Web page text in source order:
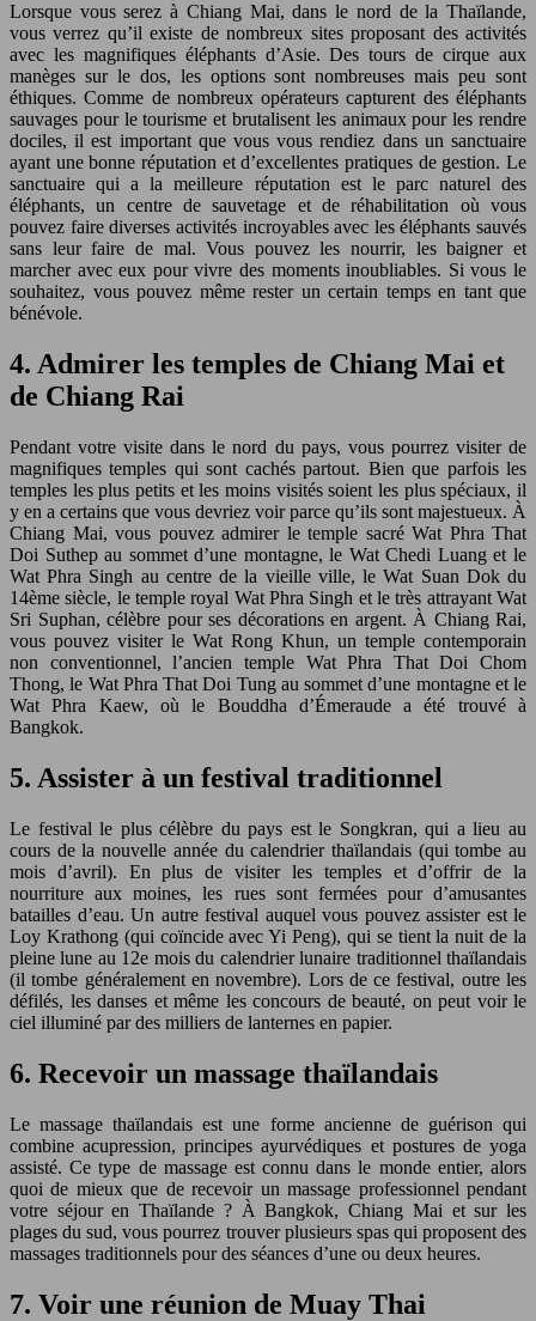
Lorsque vous serez à Chiang Mai, dans le nord de la Thaïlande,
vous verrez qu’il existe de nombreux sites proposant des activités
avec les magnifiques éléphants d’Asie. Des tours de cirque aux
manèges sur le dos, les options sont nombreuses mais peu sont
éthiques. Comme de nombreux opérateurs capturent des éléphants
sauvages pour le tourisme et brutalisent les animaux pour les rendre
dociles, il est important que vous vous rendiez dans un sanctuaire
ayant une bonne réputation et d’excellentes pratiques de gestion. Le
sanctuaire qui a la meilleure réputation est le parc naturel des
éléphants, un centre de sauvetage et de réhabilitation où vous
pouvez faire diverses activités incroyables avec les éléphants sauvés
sans leur faire de mal. Vous pouvez les nourrir, les baigner et
marcher avec eux pour vivre des moments inoubliables. Si vous le
souhaitez, vous pouvez même rester un certain temps en tant que
bénévole.
4. Admirer les temples de Chiang Mai et
de Chiang Rai
Pendant votre visite dans le nord du pays, vous pourrez visiter de
magnifiques temples qui sont cachés partout. Bien que parfois les
temples les plus petits et les moins visités soient les plus spéciaux, il
y en a certains que vous devriez voir parce qu’ils sont majestueux. À
Chiang Mai, vous pouvez admirer le temple sacré Wat Phra That
Doi Suthep au sommet d’une montagne, le Wat Chedi Luang et le
Wat Phra Singh au centre de la vieille ville, le Wat Suan Dok du
14ème siècle, le temple royal Wat Phra Singh et le très attrayant Wat
Sri Suphan, célèbre pour ses décorations en argent. À Chiang Rai,
vous pouvez visiter le Wat Rong Khun, un temple contemporain
non conventionnel, l’ancien temple Wat Phra That Doi Chom
Thong, le Wat Phra That Doi Tung au sommet d’une montagne et le
Wat Phra Kaew, où le Bouddha d’Émeraude a été trouvé à
Bangkok.
5. Assister à un festival traditionnel
Le festival le plus célèbre du pays est le Songkran, qui a lieu au
cours de la nouvelle année du calendrier thaïlandais (qui tombe au
mois d’avril). En plus de visiter les temples et d’offrir de la
nourriture aux moines, les rues sont fermées pour d’amusantes
batailles d’eau. Un autre festival auquel vous pouvez assister est le
Loy Krathong (qui coïncide avec Yi Peng), qui se tient la nuit de la
pleine lune au 12e mois du calendrier lunaire traditionnel thaïlandais
(il tombe généralement en novembre). Lors de ce festival, outre les
défilés, les danses et même les concours de beauté, on peut voir le
ciel illuminé par des milliers de lanternes en papier.
6. Recevoir un massage thaïlandais
Le massage thaïlandais est une forme ancienne de guérison qui
combine acupression, principes ayurvédiques et postures de yoga
assisté. Ce type de massage est connu dans le monde entier, alors
quoi de mieux que de recevoir un massage professionnel pendant
votre séjour en Thaïlande ? À Bangkok, Chiang Mai et sur les
plages du sud, vous pourrez trouver plusieurs spas qui proposent des
massages traditionnels pour des séances d’une ou deux heures.
7. Voir une réunion de Muay Thai